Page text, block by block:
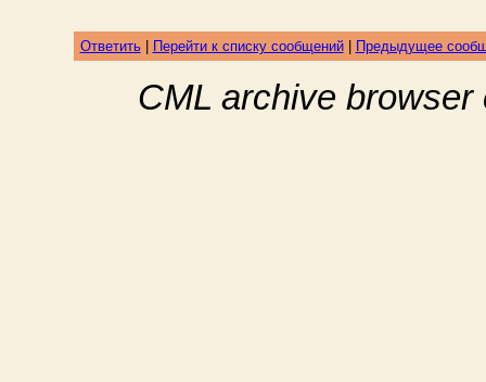
Ответить| Перейти к списку сообщений| Предыдущее
CML archive